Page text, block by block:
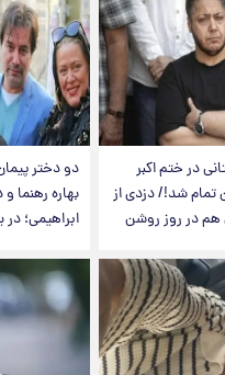
در ختم اکبر
شد!/ دزدی از
هم در روز روشن
دو دختر
بهاره رهنما و
ابراهیمی؛ در